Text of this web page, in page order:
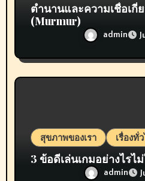
ตำนานและความเชื่อเกี่
(Murmur)
admin
สุขภาพของเรา เรื่องทั่
3 ข้อดีเล่นเกมอย่างไรไ
admin